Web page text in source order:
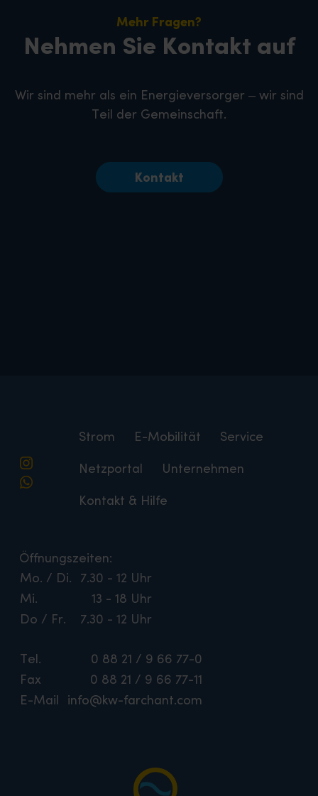
Mehr Fragen?
Nehmen Sie Kontakt auf
Wir sind mehr als ein Energieversorger – wir sind
Teil der Gemeinschaft.
Kontakt
Strom E-Mobilität Service
Netzportal Unternehmen
Kontakt & Hilfe
Öffnungszeiten:
Mo. / Di.
7.30 - 12 Uhr
Mi.
13 - 18 Uhr
Do / Fr.
7.30 - 12 Uhr
Tel.
0 88 21 / 9 66 77-0
Fax
0 88 21 / 9 66 77-11
E-Mail
info@kw-farchant.com